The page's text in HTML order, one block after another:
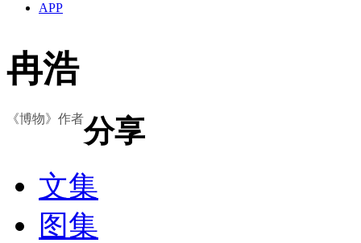
APP
冉浩
《博物》作者分享
文集
图集